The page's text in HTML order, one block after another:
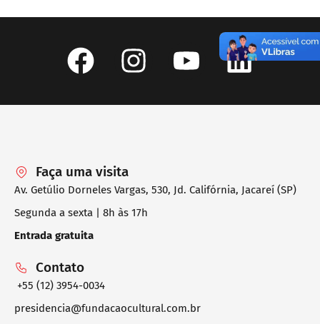
Faça uma visita
Av. Getúlio Dorneles Vargas, 530, Jd. Califórnia, Jacareí (SP)
Segunda a sexta | 8h às 17h
Entrada gratuita
Contato
+55 (12) 3954-0034
presidencia@fundacaocultural.com.br